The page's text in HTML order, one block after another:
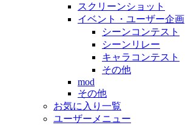
スクリーンショット
イベント・ユーザー企画
シーンコンテスト
シーンリレー
キャラコンテスト
その他
mod
その他
お気に入り一覧
ユーザーメニュー